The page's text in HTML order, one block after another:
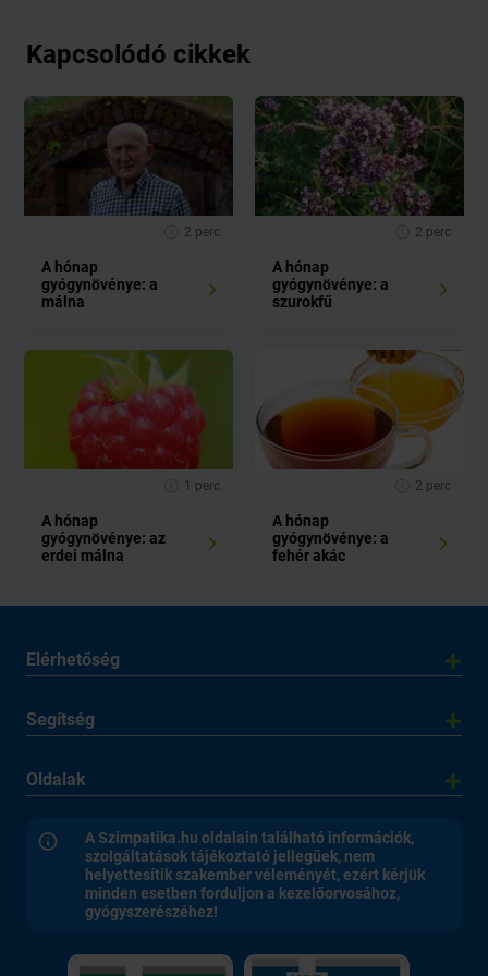
Kapcsolódó cikkek
2 perc
A hónap
gyógynövénye: a
málna
2 perc
A hónap
gyógynövénye: a
szurokfű
1 perc
A hónap
gyógynövénye: az
erdei málna
2 perc
A hónap
gyógynövénye: a
fehér akác
Elérhetőség
Segítség
Oldalak
A Szimpatika.hu oldalain található információk,
szolgáltatások tájékoztató jellegűek, nem
helyettesítik szakember véleményét, ezért kérjük
minden esetben forduljon a kezelőorvosához,
gyógyszerészéhez!